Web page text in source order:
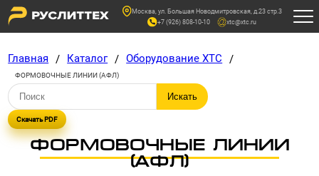
Москва, ул. Большая Новодмитровская, д.23 стр.3
xtc@xtc.ru
+7 (926) 808-10-10
Главная / Каталог / Оборудование ХТС /
ФОРМОВОЧНЫЕ ЛИНИИ (АФЛ)
Скачать PDF
ФОРМОВОЧНЫЕ ЛИНИИ
(АФЛ)